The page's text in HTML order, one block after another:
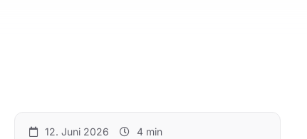
12. Juni 2026 4 min